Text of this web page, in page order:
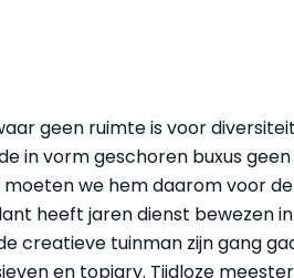
geen ruimte is voor
in vorm geschoren buxus
we hem daarom voor
heeft jaren dienst bewezen
creatieve tuinman zijn gang
en topiary. Tijdloze